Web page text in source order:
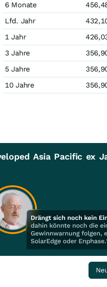
6 Monate
Lfd. Jahr
1 Jahr
3 Jahre
5 Jahre
10 Jahre
Asia Pacific ex